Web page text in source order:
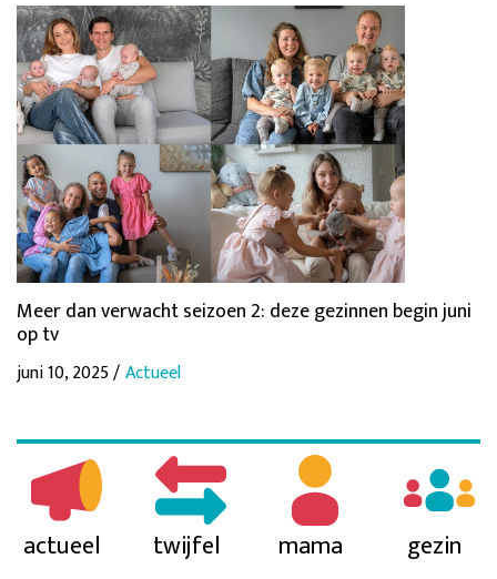
Meer dan verwacht seizoen 2: deze gezinnen begin juni
op tv
juni 10, 2025 /Actueel
actueel twijfel mama gezin